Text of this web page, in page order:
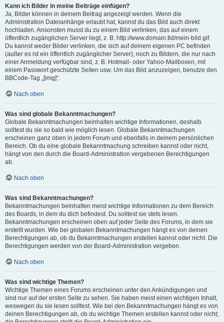
Kann ich Bilder in meine Beiträge einfügen?
Ja, Bilder können in deinem Beitrag angezeigt werden. Wenn die
Administration Dateianhänge erlaubt hat, kannst du das Bild auch direkt
hochladen. Ansonsten musst du zu einem Bild verlinken, das auf einem
öffentlich zugänglichen Server liegt, z. B. http://www.domain.tld/mein-bild.gif.
Du kannst weder Bilder verlinken, die sich auf deinem eigenen PC befinden
(außer es ist ein öffentlich zugänglicher Server), noch zu Bildern, die nur nach
einer Anmeldung verfügbar sind, z. B. Hotmail- oder Yahoo-Mailboxen, mit
einem Passwort geschützte Seiten usw. Um das Bild anzuzeigen, benutze den
BBCode-Tag „[img]“.
Nach oben
Was sind globale Bekanntmachungen?
Globale Bekanntmachungen beinhalten wichtige Informationen, deshalb
solltest du sie so bald wie möglich lesen. Globale Bekanntmachungen
erscheinen ganz oben in jedem Forum und ebenfalls in deinem persönlichen
Bereich. Ob du eine globale Bekanntmachung schreiben kannst oder nicht,
hängt von den durch die Board-Administration vergebenen Berechtigungen
ab.
Nach oben
Was sind Bekanntmachungen?
Bekanntmachungen beinhalten meist wichtige Informationen zu dem Bereich
des Boards, in dem du dich befindest. Du solltest sie stets lesen.
Bekanntmachungen erscheinen oben auf jeder Seite des Forums, in dem sie
erstellt wurden. Wie bei globalen Bekanntmachungen hängt es von deinen
Berechtigungen ab, ob du Bekanntmachungen erstellen kannst oder nicht. Die
Berechtigungen werden von der Board-Administration vergeben.
Nach oben
Was sind wichtige Themen?
Wichtige Themen eines Forums erscheinen unter den Ankündigungen und
sind nur auf der ersten Seite zu sehen. Sie haben meist einen wichtigen Inhalt,
weswegen du sie lesen solltest. Wie bei den Bekanntmachungen hängt es von
deinen Berechtigungen ab, ob du wichtige Themen erstellen kannst oder nicht;